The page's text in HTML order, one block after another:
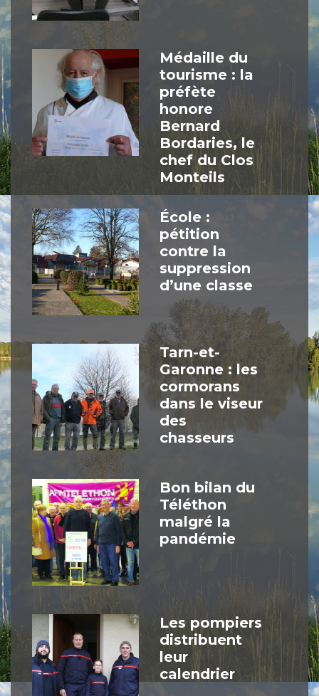
Médaille du
tourisme : la
préfète
honore
Bernard
Bordaries, le
chef du Clos
Monteils
École :
pétition
contre la
suppression
d’une classe
Tarn-et-
Garonne : les
cormorans
dans le viseur
des
chasseurs
Bon bilan du
Téléthon
malgré la
pandémie
Les pompiers
distribuent
leur
calendrier